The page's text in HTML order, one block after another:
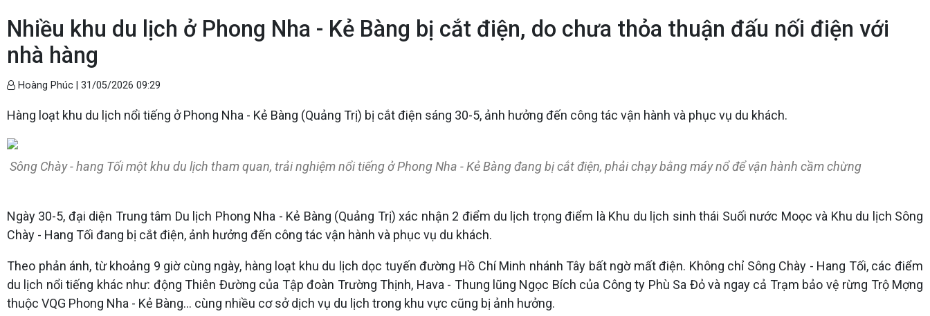
Nhiều khu du lịch ở Phong Nha - Kẻ Bàng bị cắt điện, do chưa thỏa thuận đấu nối điện với
nhà hàng
Hoàng Phúc | 31/05/2026 09:29
Hàng loạt khu du lịch nổi tiếng ở Phong Nha - Kẻ Bàng (Quảng Trị) bị cắt điện sáng 30-5, ảnh hưởng đến công tác vận hành và phục vụ du khách.
Sông Chày - hang Tối một khu du lịch tham quan, trải nghiệm nổi tiếng ở Phong Nha - Kẻ Bàng đang bị cắt điện, phải chạy bằng máy nổ để vận hành cầm chừng
Ngày 30-5, đại diện Trung tâm Du lịch Phong Nha - Kẻ Bàng (Quảng Trị) xác nhận 2 điểm du lịch trọng điểm là Khu du lịch sinh thái Suối nước Moọc và Khu du lịch Sông
Chày - Hang Tối đang bị cắt điện, ảnh hưởng đến công tác vận hành và phục vụ du khách.
Theo phản ánh, từ khoảng 9 giờ cùng ngày, hàng loạt khu du lịch dọc tuyến đường Hồ Chí Minh nhánh Tây bất ngờ mất điện. Không chỉ Sông Chày - Hang Tối, các điểm
du lịch nổi tiếng khác như: động Thiên Đường của Tập đoàn Trường Thịnh, Hava - Thung lũng Ngọc Bích của Công ty Phù Sa Đỏ và ngay cả Trạm bảo vệ rừng Trộ Mợng
thuộc VQG Phong Nha - Kẻ Bàng… cùng nhiều cơ sở dịch vụ du lịch trong khu vực cũng bị ảnh hưởng.